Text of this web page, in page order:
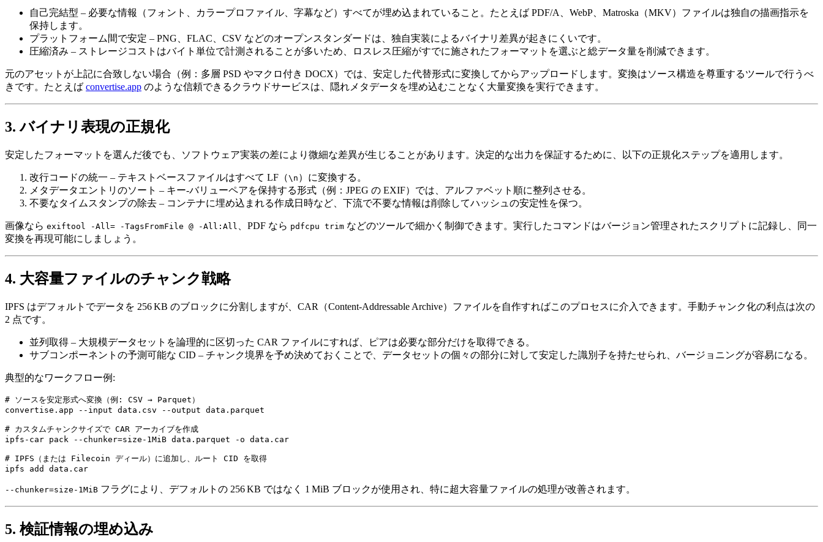
自己完結型 – 必要な情報（フォント、カラープロファイル、字幕など）すべてが埋め込まれていること。たとえば PDF/A、WebP、Matroska（MKV）ファイルは独自の描画指示を
保持します。
プラットフォーム間で安定 – PNG、FLAC、CSV などのオープンスタンダードは、独自実装によるバイナリ差異が起きにくいです。
圧縮済み – ストレージコストはバイト単位で計測されることが多いため、ロスレス圧縮がすでに施されたフォーマットを選ぶと総データ量を削減できます。
元のアセットが上記に合致しない場合（例：多層 PSD やマクロ付き DOCX）では、安定した代替形式に変換してからアップロードします。変換はソース構造を尊重するツールで行うべ
きです。たとえば convertise.app のような信頼できるクラウドサービスは、隠れメタデータを埋め込むことなく大量変換を実行できます。
3. バイナリ表現の正規化
安定したフォーマットを選んだ後でも、ソフトウェア実装の差により微細な差異が生じることがあります。決定的な出力を保証するために、以下の正規化ステップを適用します。
改行コードの統一 – テキストベースファイルはすべて LF（\n ）に変換する。
メタデータエントリのソート – キー‑バリューペアを保持する形式（例：JPEG の EXIF）では、アルファベット順に整列させる。
不要なタイムスタンプの除去 – コンテナに埋め込まれる作成日時など、下流で不要な情報は削除してハッシュの安定性を保つ。
画像なら exiftool -All= -TagsFromFile @ -All:All 、PDF なら pdfcpu trim などのツールで細かく制御できます。実行したコマンドはバージョン管理されたスクリプトに記録し、同一
変換を再現可能にしましょう。
4. 大容量ファイルのチャンク戦略
IPFS はデフォルトでデータを 256 KB のブロックに分割しますが、CAR（Content‑Addressable Archive）ファイルを自作すればこのプロセスに介入できます。手動チャンク化の利点は次の
2 点です。
並列取得 – 大規模データセットを論理的に区切った CAR ファイルにすれば、ピアは必要な部分だけを取得できる。
サブコンポーネントの予測可能な CID – チャンク境界を予め決めておくことで、データセットの個々の部分に対して安定した識別子を持たせられ、バージョニングが容易になる。
典型的なワークフロー例:
# ソースを安定形式へ変換（例: CSV → Parquet）
convertise.app --input data.csv --output data.parquet
# カスタムチャンクサイズで CAR アーカイブを作成
ipfs-car pack --chunker=size-1MiB data.parquet -o data.car
# IPFS（または Filecoin ディール）に追加し、ルート CID を取得
--chunker=size-1MiB フラグにより、デフォルトの 256 KB ではなく 1 MiB ブロックが使用され、特に超大容量ファイルの処理が改善されます。
5. 検証情報の埋め込み